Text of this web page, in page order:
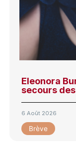
Eleonora
secours
6 Août 2026
Brève